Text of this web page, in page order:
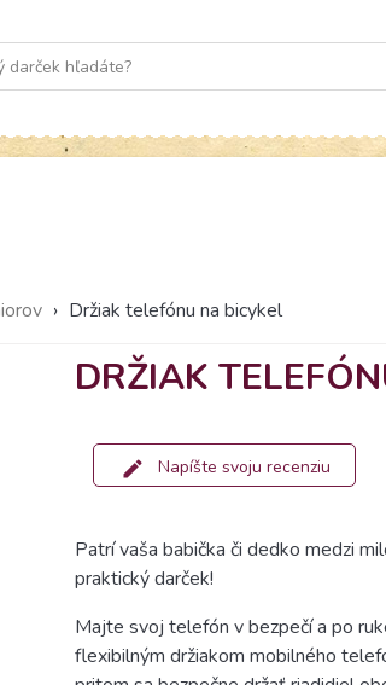
› Držiak telefónu na bicykel
DRŽIAK
Napíšte svoju recenziu
Patrí vaša babička či dedko medzi
praktický darček!
Majte svoj telefón v bezpečí a po
flexibilným držiakom mobilného